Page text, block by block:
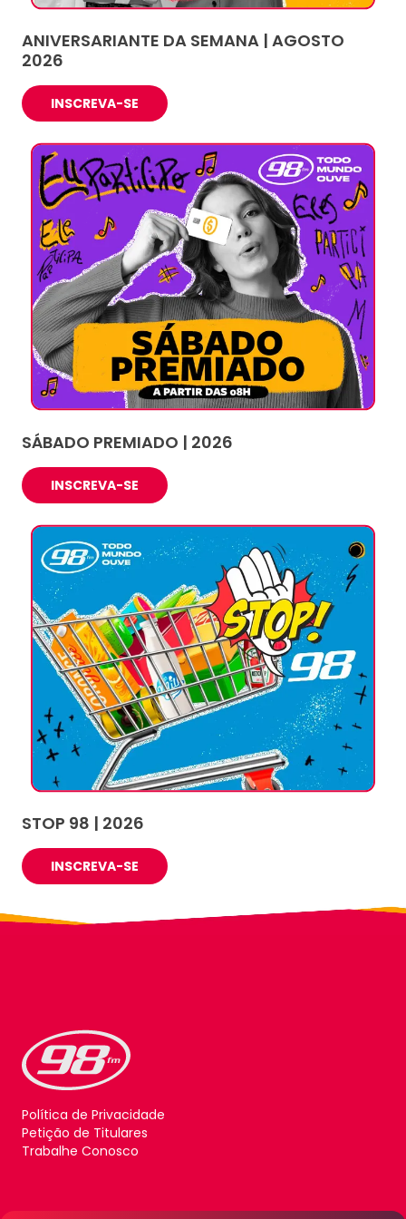
ANIVERSARIANTE DA SEMANA | AGOSTO
2026
INSCREVA-SE
SÁBADO PREMIADO | 2026
INSCREVA-SE
STOP 98 | 2026
INSCREVA-SE
Política de Privacidade
Petição de Titulares
Trabalhe Conosco